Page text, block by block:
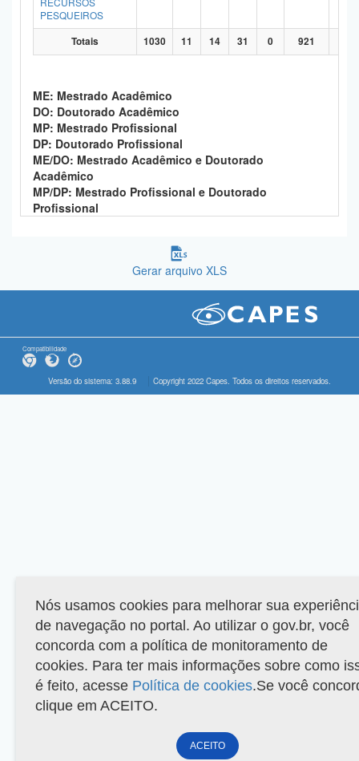
PESQUEIROS
Totais 1030 11 14 31 0 921
ME: Mestrado Acadêmico
DO: Doutorado Acadêmico
MP: Mestrado Profissional
DP: Doutorado Profissional
ME/DO: Mestrado Acadêmico e Doutorado
Acadêmico
MP/DP: Mestrado Profissional e Doutorado
Profissional
Gerar arquivo XLS
Compatibilidade
Versão do sistema: 3.88.9 Copyright 2022 Capes. Todos os direitos reservados.
Nós usamos cookies para melhorar sua
de navegação no portal. Ao utilizar o gov.br, você
concorda com a política de monitoramento de
cookies. Para ter mais informações sobre como
é feito, acesse Política de cookies.Se você
clique em ACEITO.
ACEITO